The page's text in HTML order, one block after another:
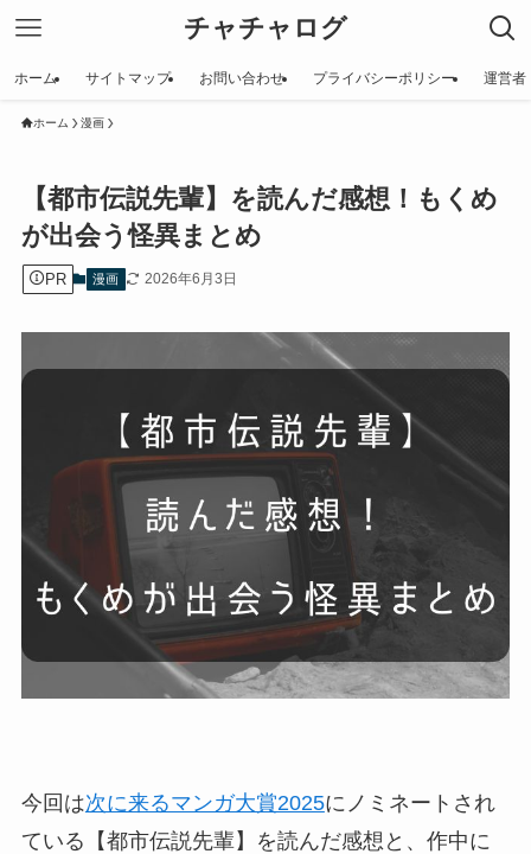
チャチャログ
ホーム サイトマップ お問い合わせ プライバシーポリシー 運営者
ホーム 漫画
【都市伝説先輩】を読んだ感想！もくめ
が出会う怪異まとめ
PR 漫画 2026年6月3日
今回は次に来るマンガ大賞2025にノミネートされ
ている【都市伝説先輩】を読んだ感想と、作中に